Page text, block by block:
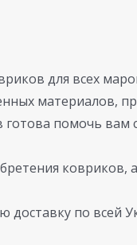
для всех
материалов,
помочь
ковриков,
по всей